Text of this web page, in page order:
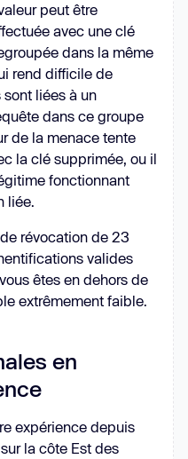
peut être
avec une clé
dans la même
rend difficile de
liées à un
dans ce groupe
de la menace tente
la clé supprimée, ou il
fonctionnant
liée.
révocation de 23
valides
êtes en dehors de
extrêmement faible.
en
expérience depuis
la côte Est des